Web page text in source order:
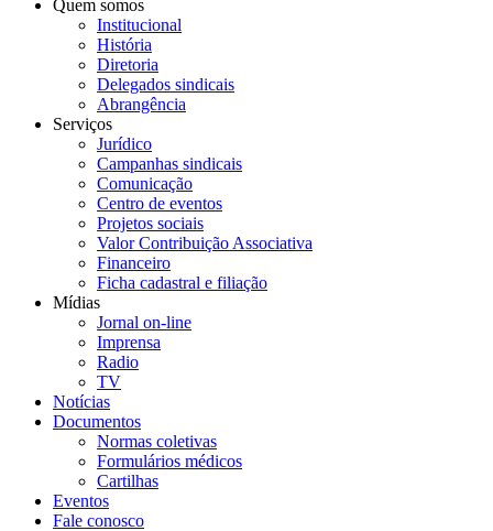
Quem somos
Institucional
História
Diretoria
Delegados sindicais
Abrangência
Serviços
Jurídico
Campanhas sindicais
Comunicação
Centro de eventos
Projetos sociais
Valor Contribuição Associativa
Financeiro
Ficha cadastral e filiação
Mídias
Jornal on-line
Imprensa
Radio
TV
Notícias
Documentos
Normas coletivas
Formulários médicos
Cartilhas
Eventos
Fale conosco